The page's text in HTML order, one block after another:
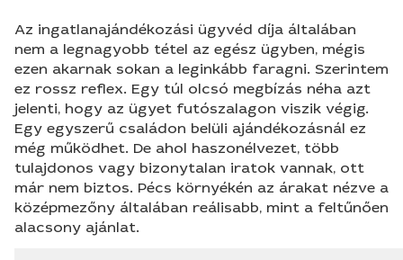
Az ingatlanajándékozási ügyvéd díja általában
nem a legnagyobb tétel az egész ügyben, mégis
ezen akarnak sokan a leginkább faragni. Szerintem
ez rossz reflex. Egy túl olcsó megbízás néha azt
jelenti, hogy az ügyet futószalagon viszik végig.
Egy egyszerű családon belüli ajándékozásnál ez
még működhet. De ahol haszonélvezet, több
tulajdonos vagy bizonytalan iratok vannak, ott
már nem biztos. Pécs környékén az árakat nézve a
középmezőny általában reálisabb, mint a feltűnően
alacsony ajánlat.